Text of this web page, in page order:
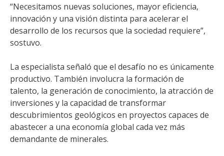
“Necesitamos nuevas soluciones, mayor eficiencia,
innovación y una visión distinta para acelerar el
desarrollo de los recursos que la sociedad requiere”,
sostuvo.
La especialista señaló que el desafío no es únicamente
productivo. También involucra la formación de
talento, la generación de conocimiento, la atracción de
inversiones y la capacidad de transformar
descubrimientos geológicos en proyectos capaces de
abastecer a una economía global cada vez más
demandante de minerales.